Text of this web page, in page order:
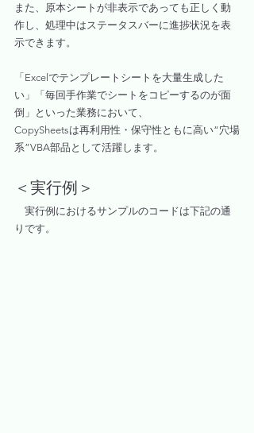
また、原本シートが非表示であっても正しく動
作し、処理中はステータスバーに進捗状況を表
示できます。
「Excelでテンプレートシートを大量生成した
い」「毎回手作業でシートをコピーするのが面
倒」といった業務において、
CopySheetsは再利用性・保守性ともに高い“穴場
系”VBA部品として活躍します。
＜実行例＞
実行例におけるサンプルのコードは下記の通
りです。